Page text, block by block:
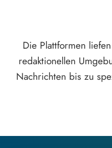
Die Plattformen
redaktionellen
Nachrichten bis zu